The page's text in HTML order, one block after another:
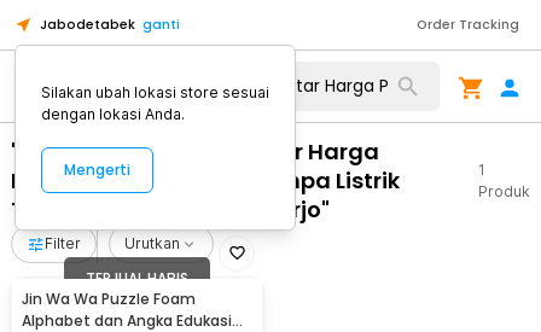
Jabodetabek ganti Order Tracking
"WA 0812 2782 5310 Daftar Harga
Pembuatan Neon Box Tanpa Listrik
Terpercaya Weru Sukoharjo"
1
Produk
Filter Urutkan
TERJUAL HABIS
Jin Wa Wa Puzzle Foam
Alphabet dan Angka Edukasi
Silakan ubah lokasi store sesuai
dengan lokasi Anda.
Mengerti